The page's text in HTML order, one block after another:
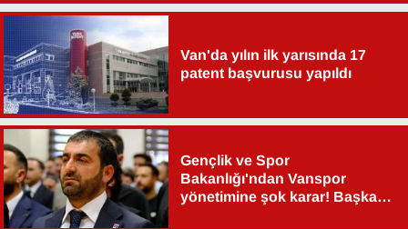
Van'da yılın ilk yarısında 17
patent başvurusu yapıldı
Gençlik ve Spor
Bakanlığı'ndan Vanspor
yönetimine şok karar! Başkan